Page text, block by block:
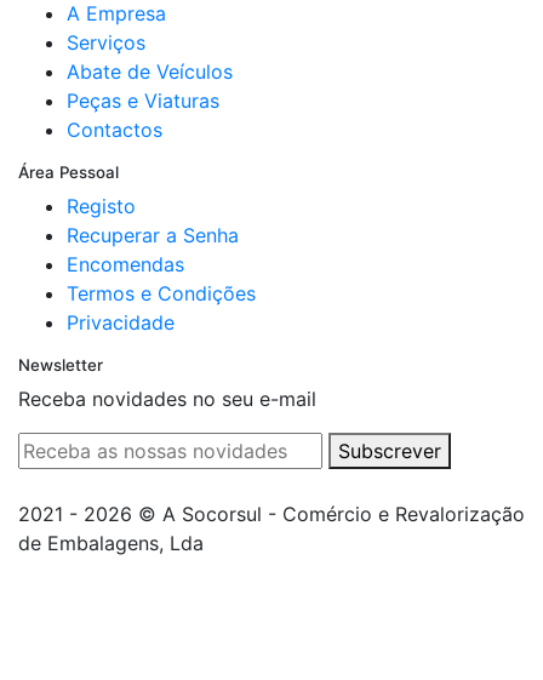
A Empresa
Serviços
Abate de Veículos
Peças e Viaturas
Contactos
Área Pessoal
Registo
Recuperar a Senha
Encomendas
Termos e Condições
Privacidade
Newsletter
Receba novidades no seu e-mail
Subscrever
2021 - 2026 © A Socorsul - Comércio e Revalorização
de Embalagens, Lda